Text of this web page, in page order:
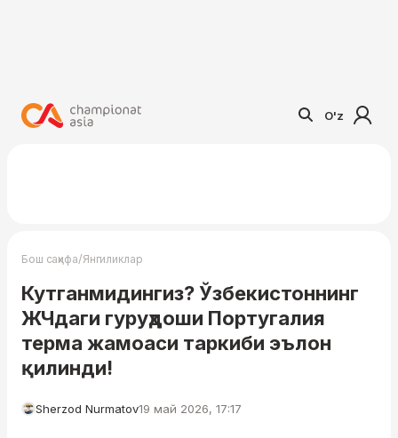
O'z
Бош саҳифа/Янгиликлар
Кутганмидингиз? Ўзбекистоннинг
ЖЧдаги гуруҳдоши Португалия
терма жамоаси таркиби эълон
қилинди!
Sherzod Nurmatov19 май 2026, 17:17